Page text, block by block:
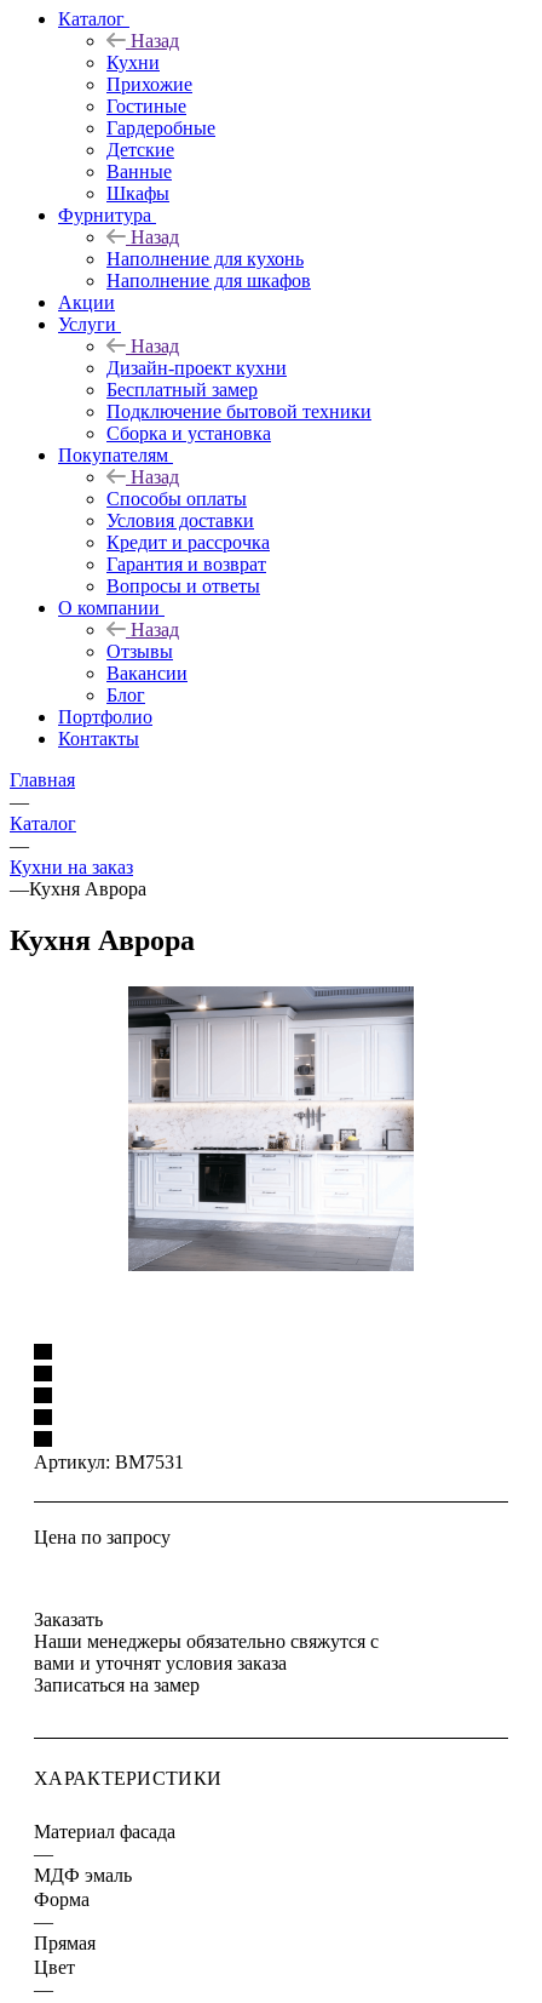
Каталог
Назад
Кухни
Прихожие
Гостиные
Гардеробные
Детские
Ванные
Шкафы
Фурнитура
Назад
Наполнение для кухонь
Наполнение для шкафов
Акции
Услуги
Назад
Дизайн-проект кухни
Бесплатный замер
Подключение бытовой техники
Сборка и установка
Покупателям
Назад
Способы оплаты
Условия доставки
Кредит и рассрочка
Гарантия и возврат
Вопросы и ответы
О компании
Назад
Отзывы
Вакансии
Блог
Портфолио
Контакты
Главная
—
Каталог
—
Кухни на заказ
—Кухня Аврора
Кухня Аврора
Артикул: BM7531
Цена по запросу
Заказать
Наши менеджеры обязательно свяжутся с
вами и уточнят условия заказа
Записаться на замер
ХАРАКТЕРИСТИКИ
Материал фасада
—
МДФ эмаль
Форма
—
Прямая
Цвет
—